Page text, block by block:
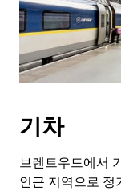
기차
브렌트우드에서
인근 지역으로 정